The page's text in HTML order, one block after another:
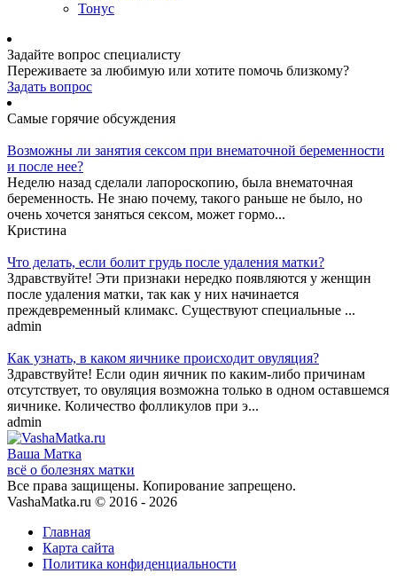
Тонус
Задайте вопрос специалисту
Переживаете за любимую или хотите помочь близкому?
Задать вопрос
Самые горячие обсуждения
Возможны ли занятия сексом при внематочной беременности
и после нее?
Неделю назад сделали лапороскопию, была внематочная
беременность. Не знаю почему, такого раньше не было, но
очень хочется заняться сексом, может гормо...
Кристина
Что делать, если болит грудь после удаления матки?
Здравствуйте! Эти признаки нередко появляются у женщин
после удаления матки, так как у них начинается
преждевременный климакс. Существуют специальные ...
admin
Как узнать, в каком яичнике происходит овуляция?
Здравствуйте! Если один яичник по каким-либо причинам
отсутствует, то овуляция возможна только в одном оставшемся
яичнике. Количество фолликулов при э...
admin
Ваша Матка
всё о болезнях матки
Все права защищены. Копирование запрещено.
VashaMatka.ru © 2016 - 2026
Главная
Карта сайта
Политика конфиденциальности